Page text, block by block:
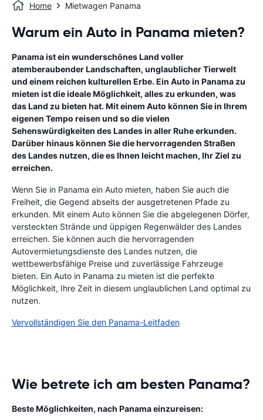
Home Mietwagen Panama
Warum ein Auto in Panama mieten?
Panama ist ein wunderschönes Land voller
atemberaubender Landschaften, unglaublicher Tierwelt
und einem reichen kulturellen Erbe. Ein Auto in Panama zu
mieten ist die ideale Möglichkeit, alles zu erkunden, was
das Land zu bieten hat. Mit einem Auto können Sie in Ihrem
eigenen Tempo reisen und so die vielen
Sehenswürdigkeiten des Landes in aller Ruhe erkunden.
Darüber hinaus können Sie die hervorragenden Straßen
des Landes nutzen, die es Ihnen leicht machen, Ihr Ziel zu
erreichen.
Wenn Sie in Panama ein Auto mieten, haben Sie auch die
Freiheit, die Gegend abseits der ausgetretenen Pfade zu
erkunden. Mit einem Auto können Sie die abgelegenen Dörfer,
versteckten Strände und üppigen Regenwälder des Landes
erreichen. Sie können auch die hervorragenden
Autovermietungsdienste des Landes nutzen, die
wettbewerbsfähige Preise und zuverlässige Fahrzeuge
bieten. Ein Auto in Panama zu mieten ist die perfekte
Möglichkeit, Ihre Zeit in diesem unglaublichen Land optimal zu
nutzen.
Vervollständigen Sie den Panama-Leitfaden
Wie betrete ich am besten Panama?
Beste Möglichkeiten, nach Panama einzureisen: